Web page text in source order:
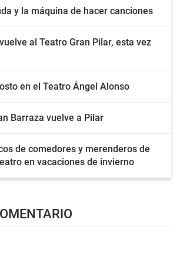
y la máquina de hacer canciones
al Teatro Gran Pilar, esta vez
en el Teatro Ángel Alonso
Barraza vuelve a Pilar
de comedores y merenderos de
en vacaciones de invierno